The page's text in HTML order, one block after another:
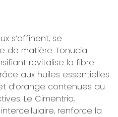
s’affinent, se
de matière. Tonucia
revitalise la fibre
aux huiles essentielles
d’orange contenues au
Le Cimentrio,
renforce la